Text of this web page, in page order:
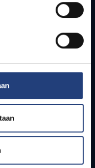
scholen